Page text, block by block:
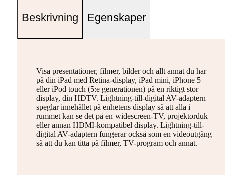
Beskrivning Egenskaper
Visa presentationer, filmer, bilder och allt annat du har
på din iPad med Retina-display, iPad mini, iPhone 5
eller iPod touch (5:e generationen) på en riktigt stor
display, din HDTV. Lightning-till-digital AV-adaptern
speglar innehållet på enhetens display så att alla i
rummet kan se det på en widescreen-TV, projektorduk
eller annan HDMI-kompatibel display. Lightning-till-
digital AV-adaptern fungerar också som en videoutgång
så att du kan titta på filmer, TV-program och annat.